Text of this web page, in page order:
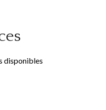
disponibles